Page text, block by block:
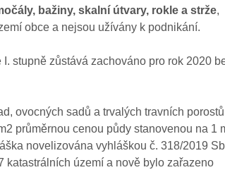
bažiny, skalní útvary, rokle a strže,
obce a nejsou užívány k podnikání.
stupně zůstává zachováno pro rok 2020
ovocných sadů a trvalých travních
průměrnou cenou půdy stanovenou na 1
novelizována vyhláškou č. 318/2019
katastrálních území a nově bylo zařazeno